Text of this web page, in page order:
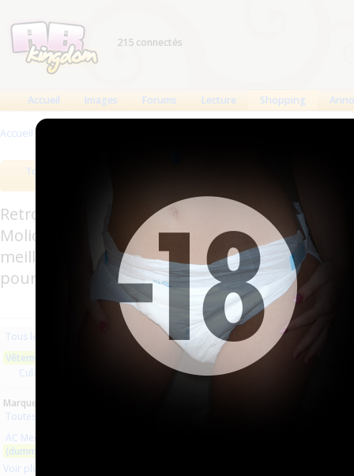
215 connectés
Accueil Images Forums Lecture Shopping
Accueil >
Tous les produits
Retrouverez sur cette page les meilleures
Molicare, Comficare, Confiance, Depend,
meilleurs produits aussi bien pour les
pour l'incontinence.
Tous les produits
Vêtements en latex
Culottes latex
Marques :
Toutes les marques
AC Medicals Supplies
(dummy rubber clothes)
Voir plus
Les plus récents Trier par nom
Aucun produit trouvé.